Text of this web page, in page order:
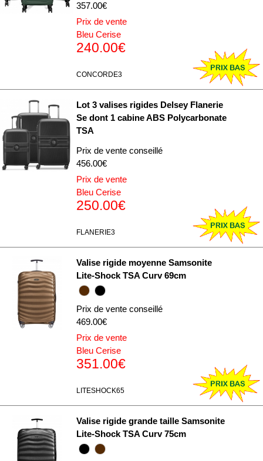
357.00€
Prix de vente
Bleu Cerise
240.00€
CONCORDE3
Lot 3 valises rigides Delsey Flanerie
Se dont 1 cabine ABS Polycarbonate
TSA
Prix de vente conseillé
456.00€
Prix de vente
Bleu Cerise
250.00€
FLANERIE3
Valise rigide moyenne Samsonite
Lite-Shock TSA Curv 69cm
Prix de vente conseillé
469.00€
Prix de vente
Bleu Cerise
351.00€
LITESHOCK65
Valise rigide grande taille Samsonite
Lite-Shock TSA Curv 75cm